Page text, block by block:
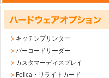
キッチンプリンター
バーコードリーダー
カスタマーディスプレイ
Felica・リライトカード